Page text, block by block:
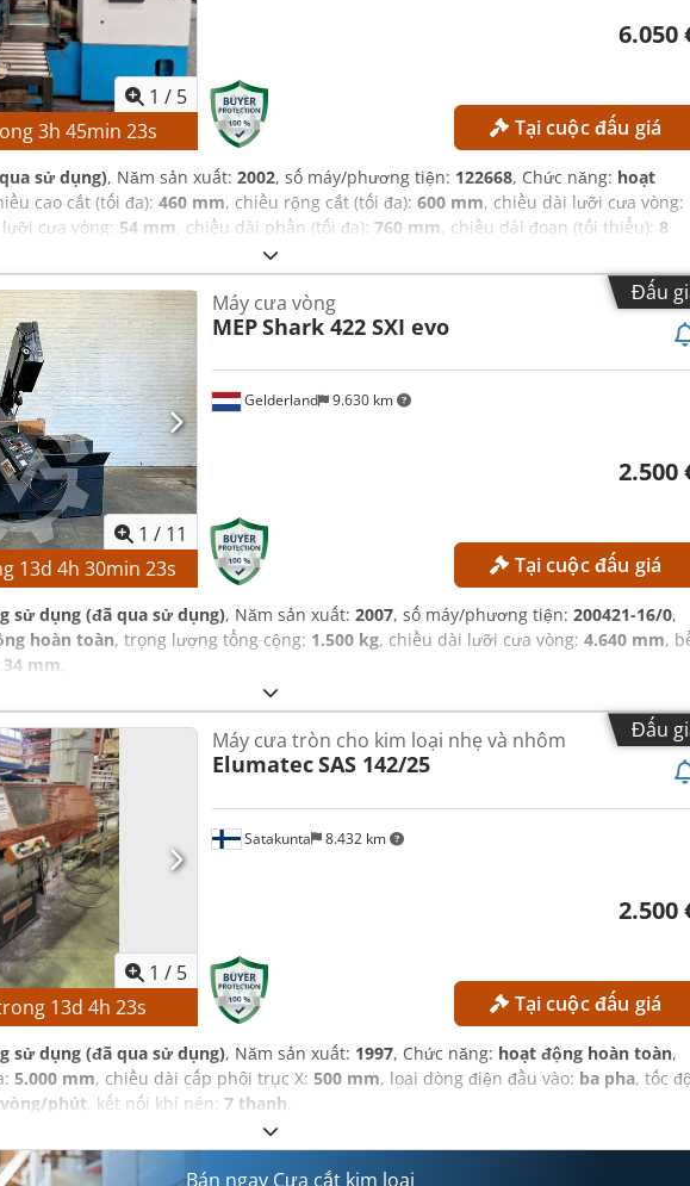
1 / 5
3h45min22s
6.050
Tại cuộc đấu giá
sử dụng), Năm sản xuất: 2002, số máy/phương tiện: 122668, Chức năng: hoạt
cao cắt (tối đa): 460 mm, chiều rộng cắt (tối đa): 600 mm, chiều dài lưỡi cưa vòng:
cưa vòng: 54 mm, chiều dài phần (tối đa): 760 mm, chiều dài đoạn (tối thiểu): 8
Đấu
1 / 11
13d4h30min22s
Gelderland 9.630 km
Máy cưa vòng
MEPShark 422 SXI evo
2.500
Tại cuộc đấu giá
sử dụng (đã qua sử dụng), Năm sản xuất: 2007, số máy/phương tiện: 200421-16/0,
hoàn toàn, trọng lượng tổng cộng: 1.500 kg, chiều dài lưỡi cưa vòng: 4.640 mm,
34 mm,
Đấu
1 / 5
13d 4h 22s
Satakunta 8.432 km
Máy cưa tròn cho kim loại nhẹ và nhôm
ElumatecSAS 142/25
2.500
Tại cuộc đấu giá
sử dụng (đã qua sử dụng), Năm sản xuất: 1997, Chức năng: hoạt động hoàn toàn,
5.000 mm, chiều dài cấp phôi trục X: 500 mm, loại dòng điện đầu vào: ba pha, tốc
vòng/phút, kết nối khí nén: 7 thanh,
Bán ngay Cưa cắt kim loại